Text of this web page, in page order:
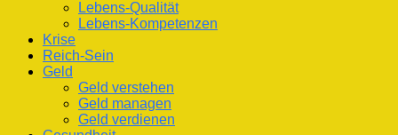
Lebens-Qualität
Lebens-Kompetenzen
Krise
Reich-Sein
Geld
Geld verstehen
Geld managen
Geld verdienen